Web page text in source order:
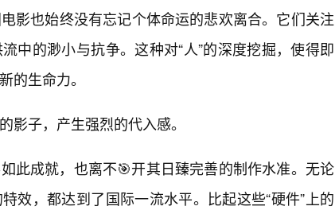
影也始终没有忘记个体命运的悲欢离合。它们关注
中的渺小与抗争。这种对“人”的深度挖掘，使得即
的生命力。
影子，产生强烈的代入感。
此成就，也离不🎯开其日臻完善的制作水准。无论
效，都达到了国际一流水平。比起这些“硬件”上的